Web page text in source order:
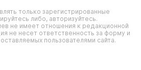
только зарегистрированные
либо, авторизуйтесь.
не имеет отношения к редакционной
не несет ответственность за форму и
пользователями сайта.